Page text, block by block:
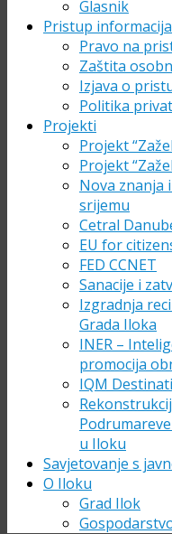
Glasnik
Pristup
Pravo na
Zaštita
Izjava o
Politika
Projekti
Projekt
Projekt
Nova znanja
srijemu
Cetral
EU for
FED CCNET
Sanacije i
Izgradnja
Grada Iloka
INER –
promocija
IQM
u Iloku
Savjetovanje s
O Iloku
Grad Ilok